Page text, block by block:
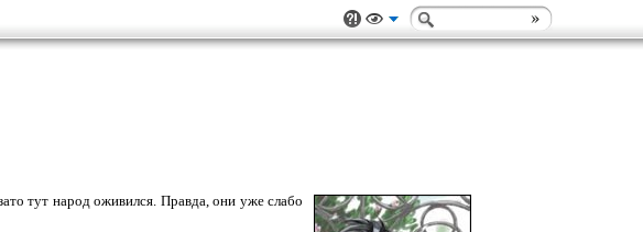
тут народ оживился. Правда, они уже слабо